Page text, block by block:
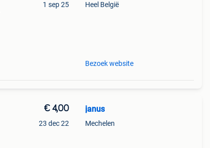
1 sep 25 Heel België
Bezoek website
€ 4,00
23 dec 22
janus
Mechelen